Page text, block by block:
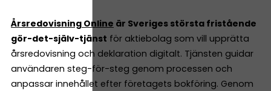
Årsredovisning Online är Sveriges största fristående
gör-det-själv-tjänst för aktiebolag som vill upprätta
årsredovisning och deklaration digitalt. Tjänsten guidar
användaren steg-för-steg genom processen och
anpassar innehållet efter företagets bokföring. Genom